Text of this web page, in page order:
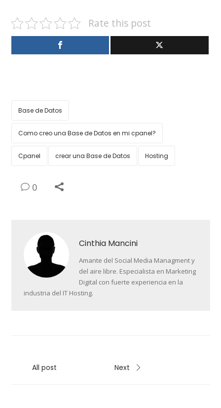
Rate this post
Base de Datos
Como creo una Base de Datos en mi cpanel?
Cpanel crear una Base de Datos Hosting
0
Cinthia Mancini
Amante del Social Media Managment y
del aire libre. Especialista en Marketing
Digital con fuerte experiencia en la
industria del IT Hosting.
All post Next